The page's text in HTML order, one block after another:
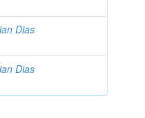
Dias
Dias